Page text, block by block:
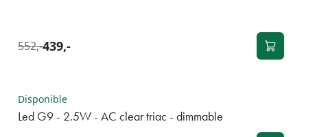
552,-439,-
Disponible
Led G9 - 2.5W - AC clear triac - dimmable